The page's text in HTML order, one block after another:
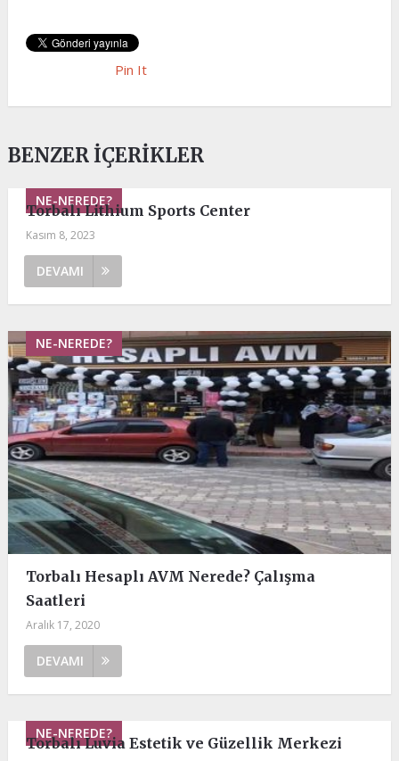
Pin It
BENZER İÇERIKLER
NE-NEREDE?
Torbalı Lithium Sports Center
Kasım 8, 2023
DEVAMI
NE-NEREDE?
Torbalı Hesaplı AVM Nerede? Çalışma
Saatleri
Aralık 17, 2020
DEVAMI
NE-NEREDE?
Torbalı Luvia Estetik ve Güzellik Merkezi